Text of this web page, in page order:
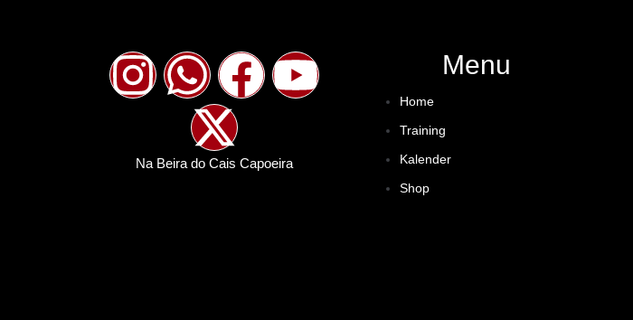
Na Beira do Cais Capoeira
Menu
Home
Training
Kalender
Shop